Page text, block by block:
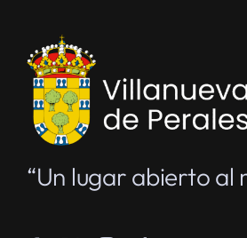
“Un lugar abierto al